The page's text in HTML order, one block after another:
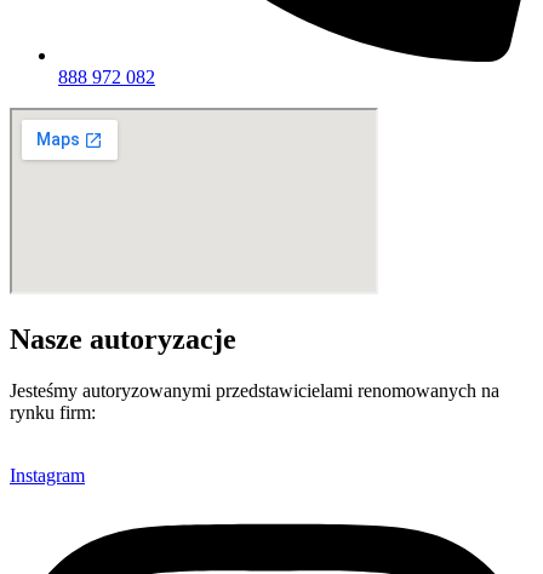
888 972 082
Nasze autoryzacje
Jesteśmy autoryzowanymi przedstawicielami renomowanych na
rynku firm:
Instagram